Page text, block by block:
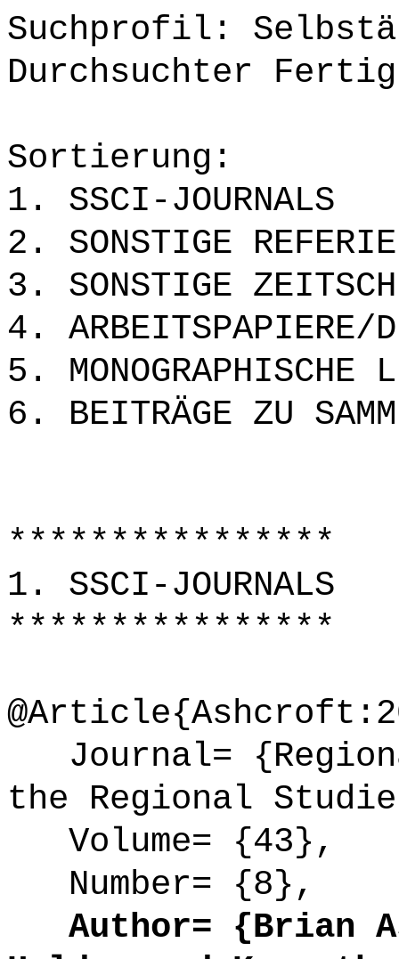
Suchprofil:
Durchsuchter
Sortierung:
1. SSCI-JOURNALS
2. SONSTIGE
3. SONSTIGE
4. ARBEITSPAPIERE/
5. MONOGRAPHISCHE
6. BEITRÄGE ZU
****************
1. SSCI-JOURNALS
****************
Journal=
the Regional
Volume= {43},
Number= {8},
Author= {Brian